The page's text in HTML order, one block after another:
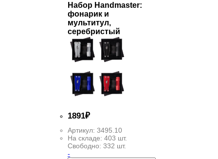
Набор Handmaster:
фонарик и
мультитул,
серебристый
1891₽
Артикул: 3495.10
На складе: 403 шт.
Свободно: 332 шт.
-